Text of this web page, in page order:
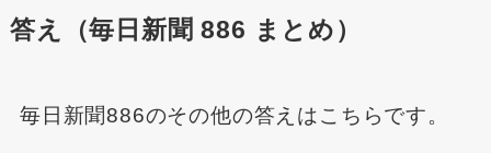
答え（毎日新聞 886 まとめ）
毎日新聞886のその他の答えはこちらです。